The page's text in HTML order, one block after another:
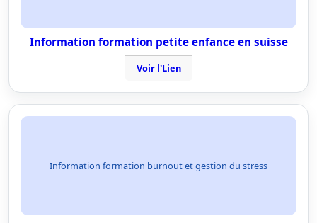
Information formation petite enfance en suisse
Voir l'Lien
Information formation burnout et gestion du stress